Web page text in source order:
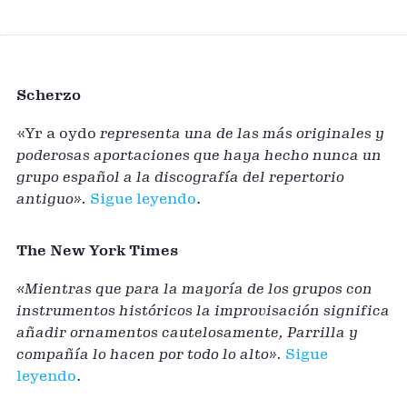
Scherzo
«Yr a oydo representa una de las más originales y
poderosas aportaciones que haya hecho nunca un
grupo español a la discografía del repertorio
antiguo». Sigue leyendo.
The New York Times
«Mientras que para la mayoría de los grupos con
instrumentos históricos la improvisación significa
añadir ornamentos cautelosamente, Parrilla y
compañía lo hacen por todo lo alto». Sigue
leyendo.